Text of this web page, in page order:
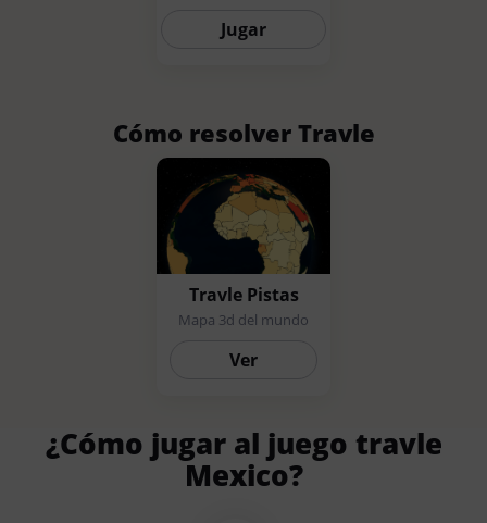
Jugar
Cómo resolver Travle
Travle Pistas
Mapa 3d del mundo
Ver
¿Cómo jugar al juego travle
Mexico?